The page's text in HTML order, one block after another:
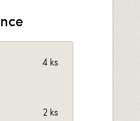
4 ks
2 ks